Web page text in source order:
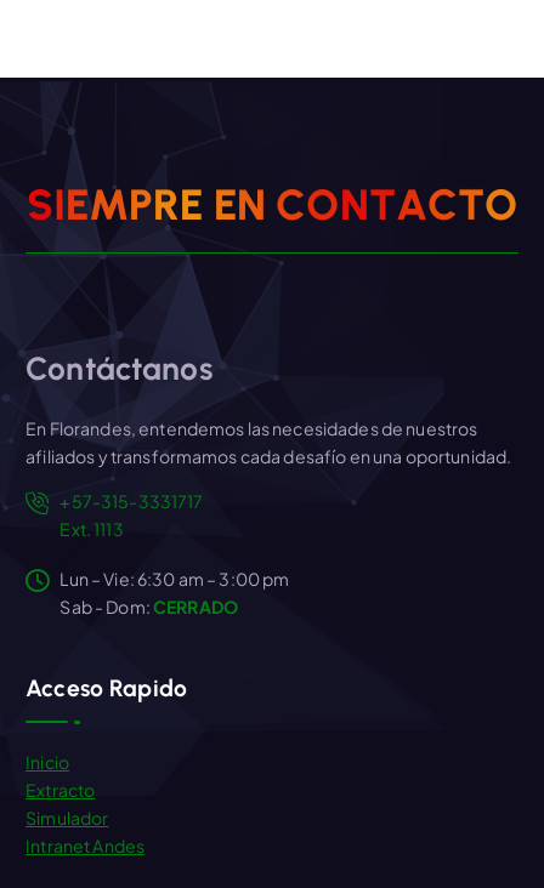
SIEMPRE EN CONTACTO
Contáctanos
En Florandes, entendemos las necesidades de nuestros
afiliados y transformamos cada desafío en una oportunidad.
+57-315-3331717
Ext. 1113
Lun – Vie: 6:30 am – 3:00 pm
Sab - Dom:CERRADO
Acceso Rapido
Inicio
Extracto
Simulador
Intranet Andes